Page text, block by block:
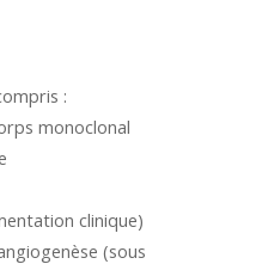
:
monoclonal
clinique)
(sous